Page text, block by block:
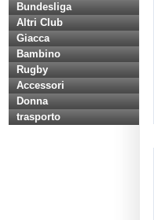
Bundesliga
Altri Club
Giacca
Bambino
Rugby
Accessori
Donna
trasporto